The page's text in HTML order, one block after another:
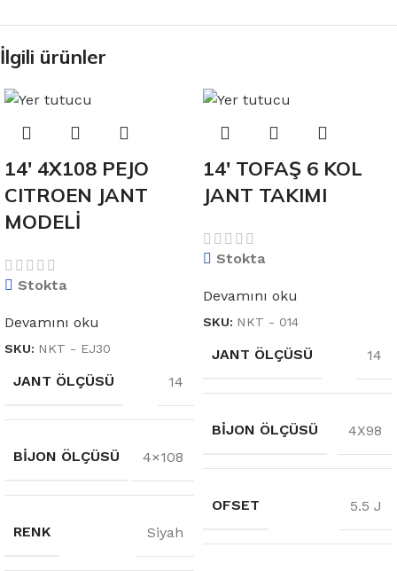
İlgili ürünler
14′ 4X108 PEJO
CITROEN JANT
MODELİ
Stokta
Devamını oku
SKU: NKT - EJ30
JANT ÖLÇÜSÜ 14
BIJON ÖLÇÜSÜ 4×108
RENK Siyah
14′ TOFAŞ 6 KOL
JANT TAKIMI
Stokta
Devamını oku
SKU: NKT - 014
JANT ÖLÇÜSÜ 14
BIJON ÖLÇÜSÜ 4X98
OFSET 5.5 J